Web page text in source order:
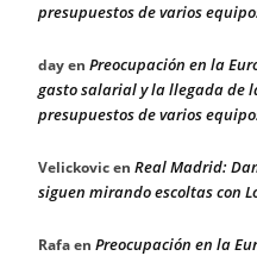
presupuestos de varios
dayen Preocupación en la
gasto salarial y la llegada de
presupuestos de varios
Velickovicen Real Madrid:
siguen mirando escoltas con
Rafaen Preocupación en la